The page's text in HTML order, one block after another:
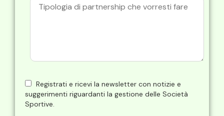
Registrati e ricevi la newsletter con notizie e
suggerimenti riguardanti la gestione delle Società
Sportive.